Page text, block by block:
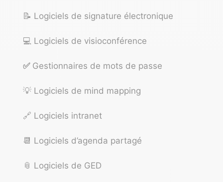
📝 Logiciels de signature électronique
💻 Logiciels de visioconférence
✅ Gestionnaires de mots de passe
💡 Logiciels de mind mapping
🔗 Logiciels intranet
📆 Logiciels d’agenda partagé
📎 Logiciels de GED